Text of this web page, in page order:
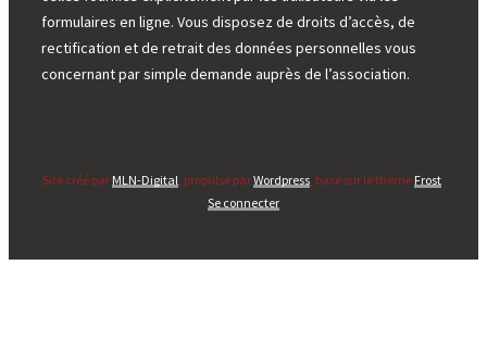
formulaires en ligne. Vous disposez de droits d’accès, de
rectification et de retrait des données personnelles vous
concernant par simple demande auprès de l’association.
Site créé par MLN-Digital , propulsé parWordpress , basé sur le thème Frost.
Se connecter